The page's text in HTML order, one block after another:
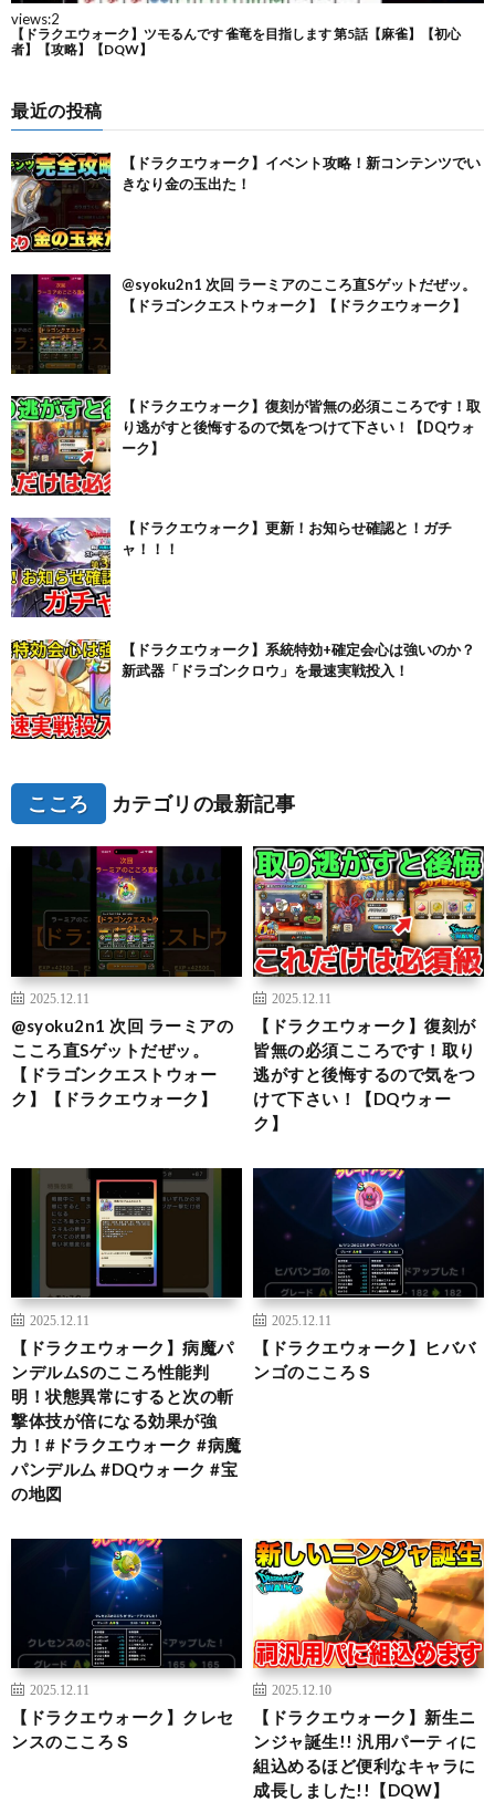
最近の投稿
【ドラクエウォーク】イベント攻略！新コンテンツでい
きなり金の玉出た！
@syoku2n1 次回 ラーミアのこころ直Sゲットだぜッ。
【ドラゴンクエストウォーク】【ドラクエウォーク】
【ドラクエウォーク】復刻が皆無の必須こころです！取
り逃がすと後悔するので気をつけて下さい！【DQウォ
ーク】
【ドラクエウォーク】更新！お知らせ確認と！ガチ
ャ！！！
【ドラクエウォーク】系統特効+確定会心は強いのか？
新武器「ドラゴンクロウ」を最速実戦投入！
こころ カテゴリの最新記事
2025.12.11
@syoku2n1 次回 ラーミアの
こころ直Sゲットだぜッ。
【ドラゴンクエストウォー
ク】【ドラクエウォーク】
2025.12.11
【ドラクエウォーク】復刻が
皆無の必須こころです！取り
逃がすと後悔するので気をつ
けて下さい！【DQウォー
ク】
2025.12.11
【ドラクエウォーク】病魔パ
ンデルムSのこころ性能判
明！状態異常にすると次の斬
撃体技が倍になる効果が強
力！#ドラクエウォーク #病魔
パンデルム #DQウォーク #宝
の地図
2025.12.11
【ドラクエウォーク】ヒババ
ンゴのこころＳ
2025.12.11
【ドラクエウォーク】クレセ
ンスのこころＳ
2025.12.10
【ドラクエウォーク】新生ニ
ンジャ誕生!! 汎用パーティに
組込めるほど便利なキャラに
成長しました!!【DQW】